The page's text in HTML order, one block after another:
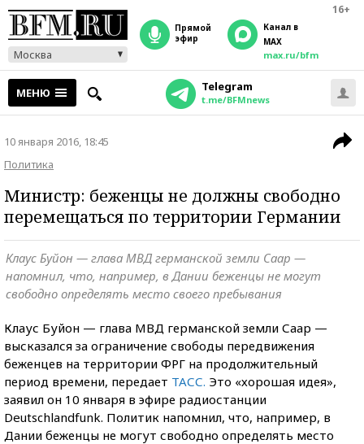
16+
Москва
прямой
эфир
Канал в
MAX
max.ru/bfm
МЕНЮ Telegram
t.me/BFMnews
10 января 2016, 18:45
Политика
Министр: беженцы не должны свободно
перемещаться по территории Германии
Клаус Буйон — глава МВД германской земли Саар —
напомнил, что, например, в Дании беженцы не могут
свободно определять место своего пребывания
Клаус Буйон — глава МВД германской земли Саар —
высказался за ограничение свободы передвижения
беженцев на территории ФРГ на продолжительный
период времени, передает ТАСС. Это «хорошая идея»,
заявил он 10 января в эфире радиостанции
Deutschlandfunk. Политик напомнил, что, например, в
Дании беженцы не могут свободно определять место